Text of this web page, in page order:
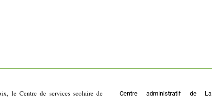
le Centre de services scolaire de
Centre administratif de La